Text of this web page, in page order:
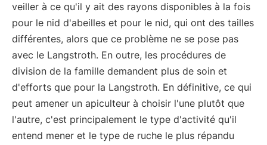
veiller à ce qu'il y ait des rayons disponibles à la fois
pour le nid d'abeilles et pour le nid, qui ont des tailles
différentes, alors que ce problème ne se pose pas
avec le Langstroth. En outre, les procédures de
division de la famille demandent plus de soin et
d'efforts que pour la Langstroth. En définitive, ce qui
peut amener un apiculteur à choisir l'une plutôt que
l'autre, c'est principalement le type d'activité qu'il
entend mener et le type de ruche le plus répandu